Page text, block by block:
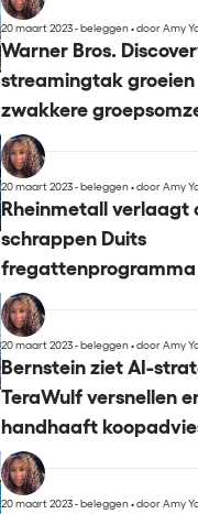
20 maart 2023 - beleggen•door Amy
Warner Bros.
streamingtak
zwakkere
20 maart 2023 - beleggen•door Amy
Rheinmetall verlaagt
schrappen Duits
fregattenprogramma
20 maart 2023 - beleggen•door Amy
Bernstein ziet AI-
TeraWulf versnellen
handhaaft
20 maart 2023 - beleggen•door Amy